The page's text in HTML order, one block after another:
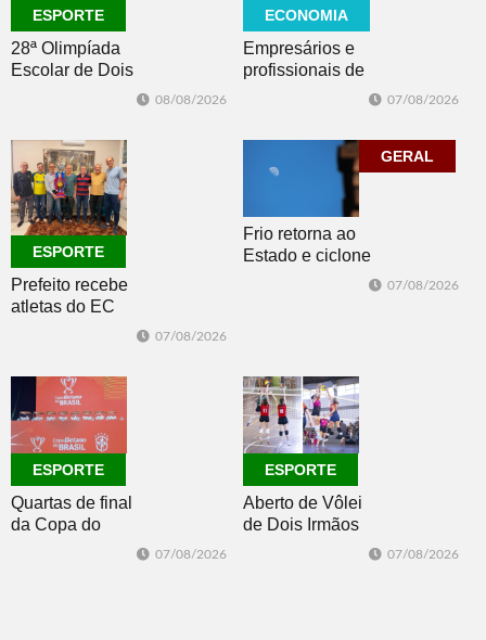
ESPORTE
28ª Olimpíada
Escolar de Dois
08/08/2026
ECONOMIA
Empresários e
profissionais de
07/08/2026
ESPORTE
Prefeito recebe
atletas do EC
Master 65+
07/08/2026
GERAL
Frio retorna ao
Estado e ciclone
07/08/2026
ESPORTE
Quartas de final
da Copa do
Brasil 2026: veja
07/08/2026
ESPORTE
Aberto de Vôlei
de Dois Irmãos
07/08/2026